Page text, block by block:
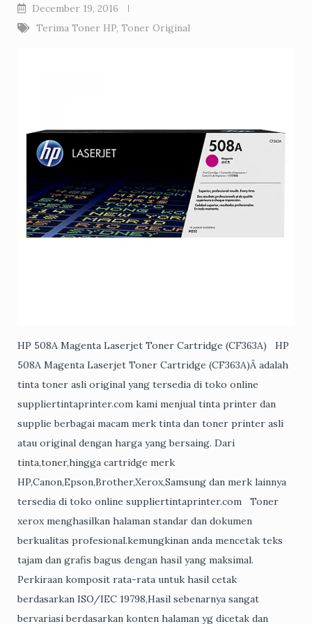
December 19, 2016
Terima Toner HP, Toner Original
HP 508A Magenta Laserjet Toner Cartridge (CF363A) HP
508A Magenta Laserjet Toner Cartridge (CF363A)Â adalah
tinta toner asli original yang tersedia di toko online
suppliertintaprinter.com kami menjual tinta printer dan
supplie berbagai macam merk tinta dan toner printer asli
atau original dengan harga yang bersaing. Dari
tinta,toner,hingga cartridge merk
HP,Canon,Epson,Brother,Xerox,Samsung dan merk lainnya
tersedia di toko online suppliertintaprinter.com Toner
xerox menghasilkan halaman standar dan dokumen
berkualitas profesional.kemungkinan anda mencetak teks
tajam dan grafis bagus dengan hasil yang maksimal.
Perkiraan komposit rata-rata untuk hasil cetak
berdasarkan ISO/IEC 19798,Hasil sebenarnya sangat
bervariasi berdasarkan konten halaman yg dicetak dan